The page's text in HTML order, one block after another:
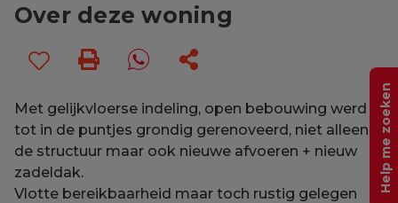
Over deze woning
Met gelijkvloerse indeling, open bebouwing werd
tot in de puntjes grondig gerenoveerd, niet alleen
de structuur maar ook nieuwe afvoeren + nieuw
zadeldak.
Vlotte bereikbaarheid maar toch rustig gelegen
Help me zoeken